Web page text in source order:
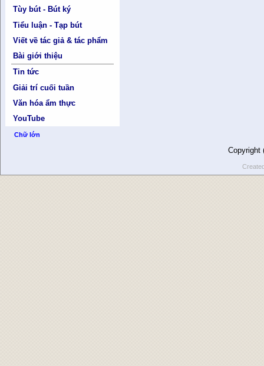
Tùy bút - Bút ký
Tiểu luận - Tạp bút
Viết về tác giả & tác phẩm
Bài giới thiệu
Tin tức
Giải trí cuối tuần
Văn hóa ẩm thực
YouTube
Chữ lớn
Copyright